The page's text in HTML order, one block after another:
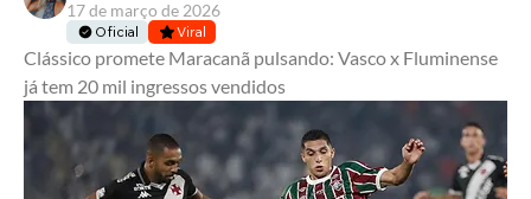
17 de março de 2026
Oficial Viral
Clássico promete Maracanã pulsando: Vasco x Fluminense
já tem 20 mil ingressos vendidos